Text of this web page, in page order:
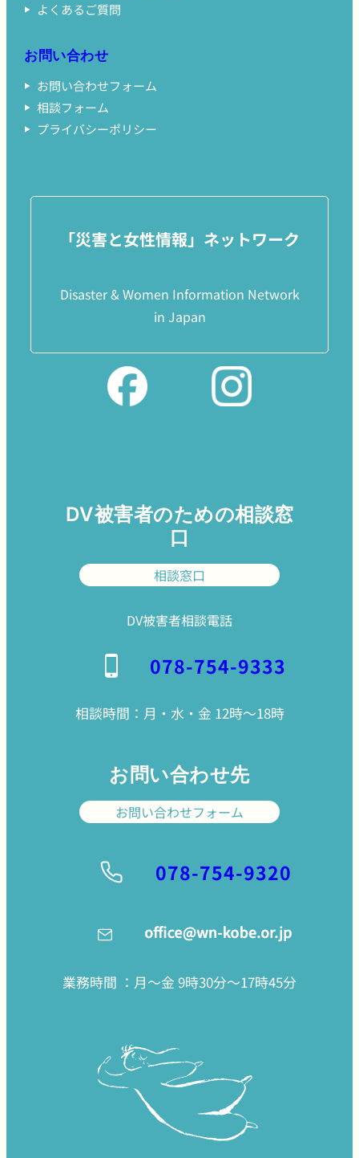
よくあるご質問
お問い合わせ
お問い合わせフォーム
相談フォーム
プライバシーポリシー
「災害と女性情報」ネットワーク
Disaster & Women Information Network
in Japan
DV被害者のための相談窓
口
相談窓口
DV被害者相談電話
078-754-9333
相談時間：月・水・金 12時〜18時
お問い合わせ先
お問い合わせフォーム
078-754-9320
業務時間 ：月〜金 9時30分〜17時45分